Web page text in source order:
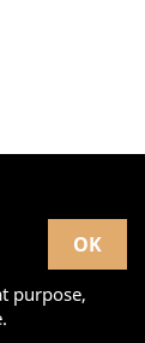
purpose,